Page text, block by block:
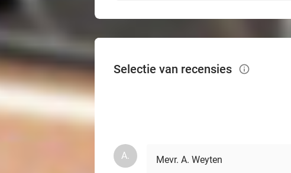
Selectie van recensies info_outlined
A. Mevr. A. Weyten